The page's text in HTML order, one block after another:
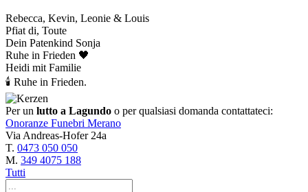
Rebecca, Kevin, Leonie & Louis
Pfiat di, Toute
Dein Patenkind Sonja
Ruhe in Frieden 🖤
Heidi mit Familie
🕯 Ruhe in Frieden.
Per un lutto a Lagundo o per qualsiasi domanda contattateci:
Onoranze Funebri Merano
Via Andreas-Hofer 24a
T. 0473 050 050
M. 349 4075 188
Tutti